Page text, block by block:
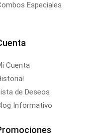
Especiales
Cuenta
de Deseos
Informativo